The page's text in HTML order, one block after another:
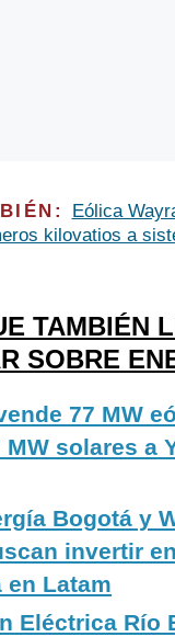
Eólica
kilovatios a
TAMBIÉN
SOBRE
77 MW
MW solares a
Bogotá y
invertir
en Latam
Eléctrica Río